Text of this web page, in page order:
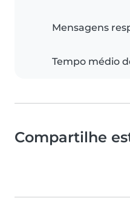
Mensagens
Tempo médio
Compartilhe